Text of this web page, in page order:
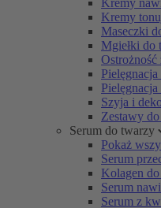
Kremy
Kremy
Maseczki
Mgiełki do
Ostrożność
Szyja i
Zestawy
Serum do twarzy
Pokaż
Serum
Kolagen
Serum
Serum z